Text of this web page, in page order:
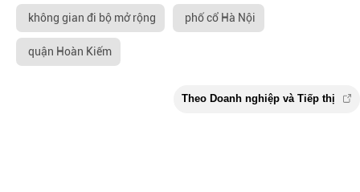
không gian đi bộ mở rộng phố cổ Hà Nội
quận Hoàn Kiếm